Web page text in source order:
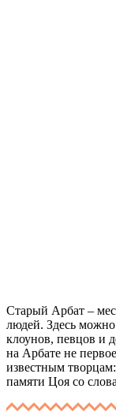
Старый Арбат –
людей. Здесь
клоунов, певцов и
на Арбате не
известным
памяти Цоя со